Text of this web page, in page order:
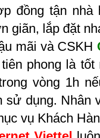
đồng tận nhà
giãn, lắp đặt
mãi và CSKH
phong là tốt
vòng 1h
sử dụng. Nhân
vụ Khách